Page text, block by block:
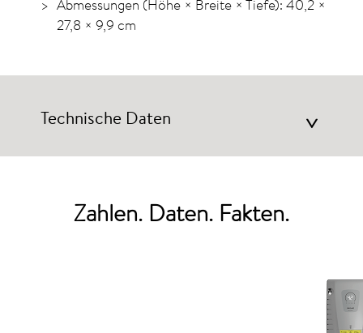
Abmessungen (Höhe × Breite × Tiefe): 40,2 ×
27,8 × 9,9 cm
Technische Daten >
Zahlen. Daten. Fakten.